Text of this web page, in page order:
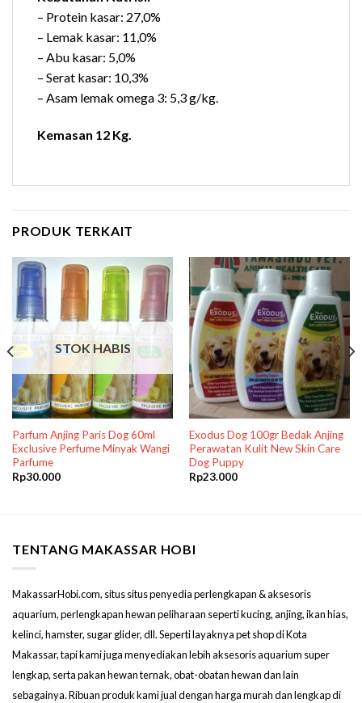
– Protein kasar: 27,0%
– Lemak kasar: 11,0%
– Abu kasar: 5,0%
– Serat kasar: 10,3%
– Asam lemak omega 3: 5,3 g/kg.
Kemasan 12 Kg.
PRODUK TERKAIT
STOK HABIS
Parfum Anjing Paris Dog 60ml
Exclusive Perfume Minyak Wangi
Parfume
Rp30.000
Exodus Dog 100gr Bedak Anjing
Perawatan Kulit New Skin Care
Dog Puppy
Rp23.000
TENTANG MAKASSAR HOBI
MakassarHobi.com, situs situs penyedia perlengkapan & aksesoris
aquarium, perlengkapan hewan peliharaan seperti kucing, anjing, ikan hias,
kelinci, hamster, sugar glider, dll. Seperti layaknya pet shop di Kota
Makassar, tapi kami juga menyediakan lebih aksesoris aquarium super
lengkap, serta pakan hewan ternak, obat-obatan hewan dan lain
sebagainya. Ribuan produk kami jual dengan harga murah dan lengkap di